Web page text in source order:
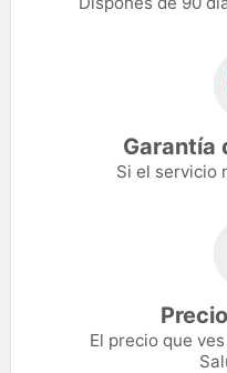
Garantía
Si el servicio
El precio que